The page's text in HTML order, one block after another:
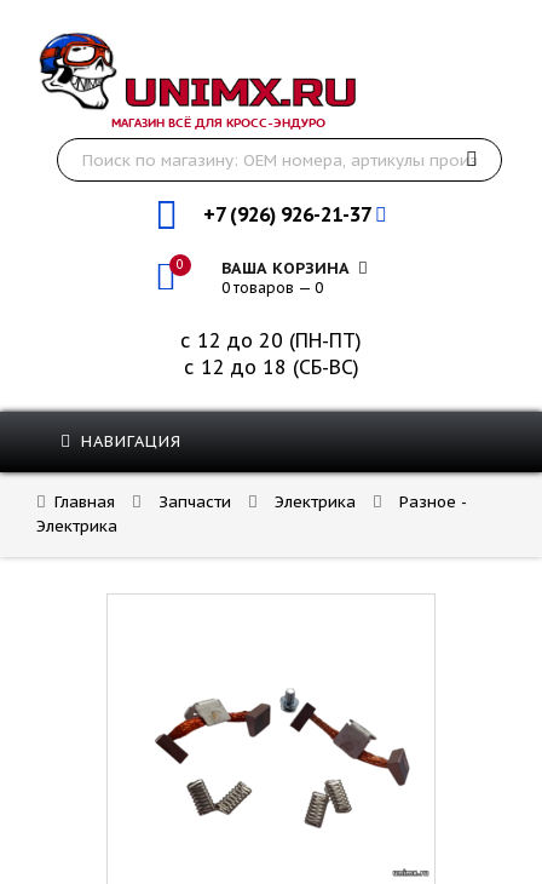
МАГАЗИН ВСЁ ДЛЯ КРОСС-ЭНДУРО
+7 (926) 926-21-37
0 ВАША КОРЗИНА
0 товаров — 0
с 12 до 20 (ПН-ПТ)
с 12 до 18 (СБ-ВС)
НАВИГАЦИЯ
Главная Запчасти Электрика
Разное -
Электрика